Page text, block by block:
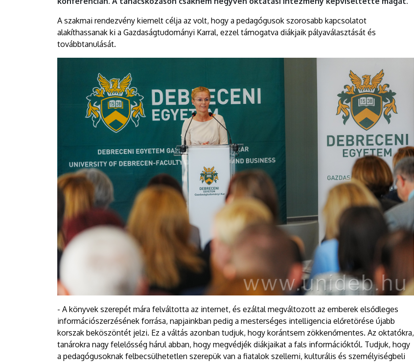
A szakmai rendezvény kiemelt célja az volt, hogy a pedagógusok szorosabb kapcsolatot
alakíthassanak ki a Gazdaságtudományi Karral, ezzel támogatva diákjaik pályaválasztását és
továbbtanulását.
- A könyvek szerepét mára felváltotta az internet, és ezáltal megváltozott az emberek elsődleges
információszerzésének forrása, napjainkban pedig a mesterséges intelligencia előretörése újabb
korszak beköszöntét jelzi. Ez a váltás azonban tudjuk, hogy korántsem zökkenőmentes. Az oktatókra,
tanárokra nagy felelősség hárul abban, hogy megvédjék diákjaikat a fals információktól. Tudjuk, hogy
a pedagógusoknak felbecsülhetetlen szerepük van a fiatalok szellemi, kulturális és személyiségbeli